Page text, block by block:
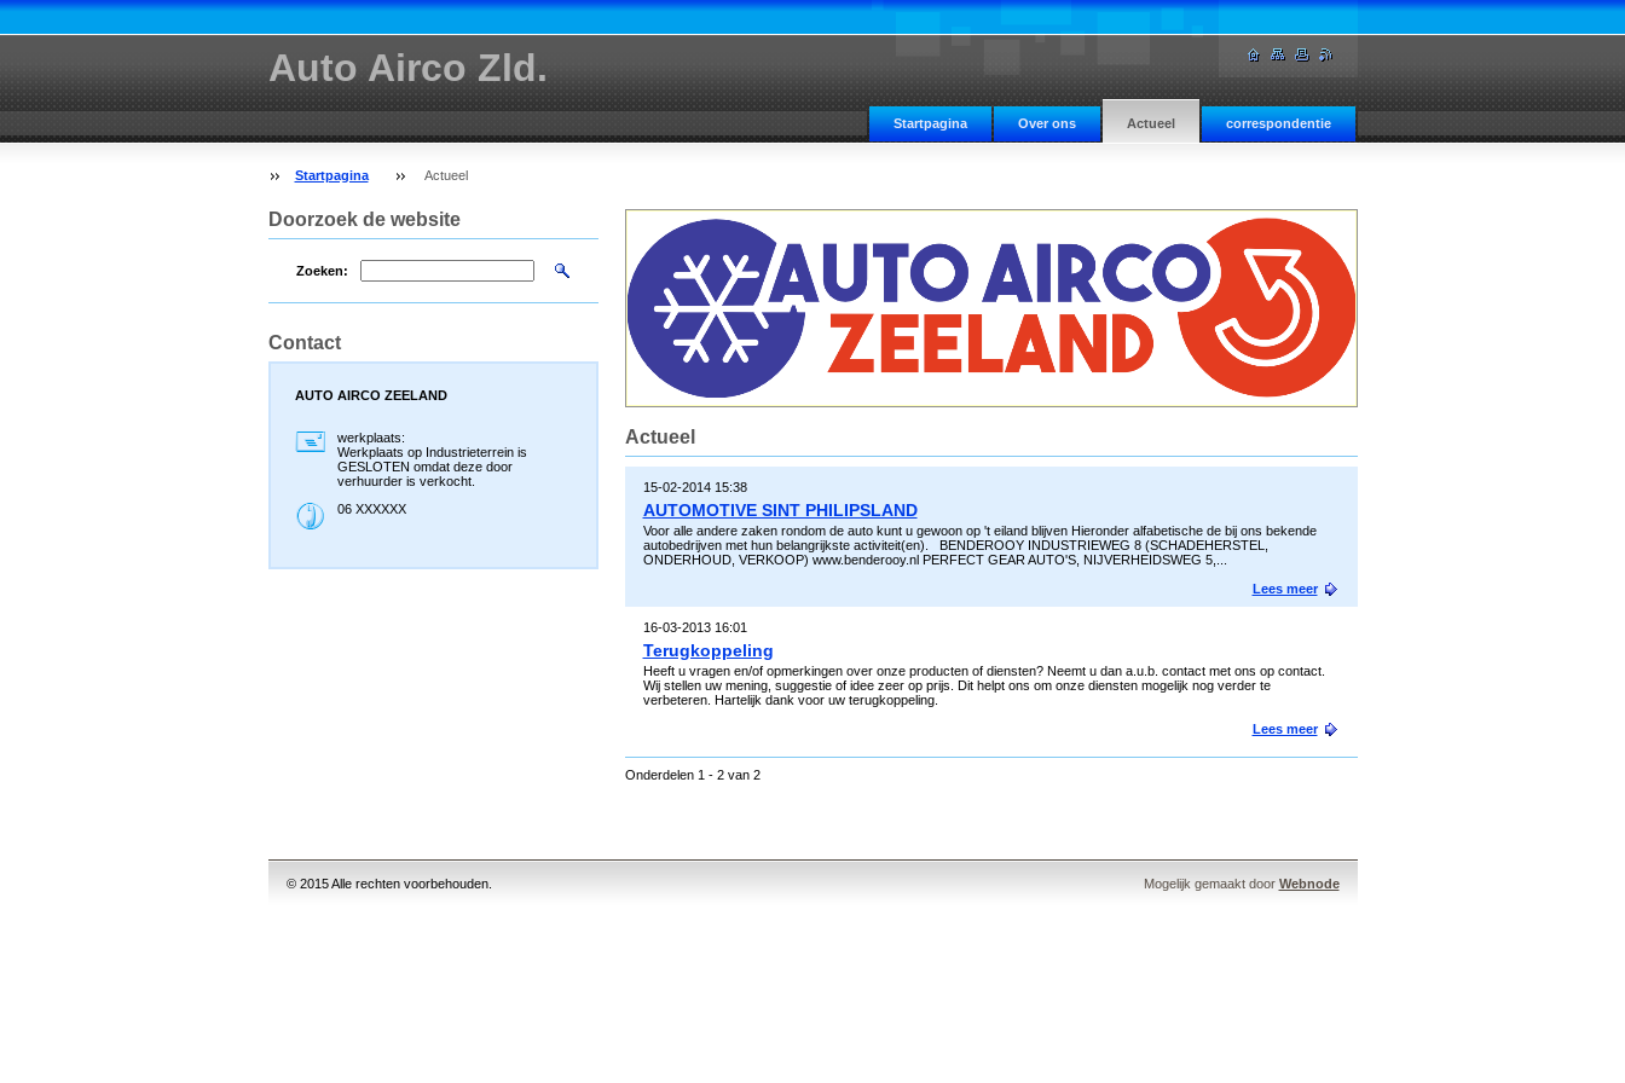
Auto Airco Zld.
Startpagina Over ons Actueel correspondentie
Startpagina Actueel
Actueel
15-02-2014 15:38
AUTOMOTIVE SINT PHILIPSLAND
Voor alle andere zaken rondom de auto kunt u gewoon op 't eiland blijven Hieronder alfabetische de bij ons bekende
autobedrijven met hun belangrijkste activiteit(en). BENDEROOY INDUSTRIEWEG 8 (SCHADEHERSTEL,
ONDERHOUD, VERKOOP) www.benderooy.nl PERFECT GEAR AUTO'S, NIJVERHEIDSWEG 5,...
Lees meer
16-03-2013 16:01
Terugkoppeling
Heeft u vragen en/of opmerkingen over onze producten of diensten? Neemt u dan a.u.b. contact met ons op contact.
Wij stellen uw mening, suggestie of idee zeer op prijs. Dit helpt ons om onze diensten mogelijk nog verder te
verbeteren. Hartelijk dank voor uw terugkoppeling.
Lees meer
Onderdelen 1 - 2 van 2
Doorzoek de website
Zoeken:
Contact
AUTO AIRCO ZEELAND
werkplaats:
Werkplaats op Industrieterrein is
GESLOTEN omdat deze door
verhuurder is verkocht.
06 XXXXXX
© 2015 Alle rechten voorbehouden. Mogelijk gemaakt door Webnode